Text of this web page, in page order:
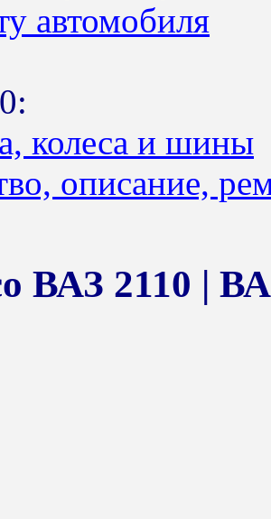
автомобиля
колеса и шины
описание,
ВАЗ 2110 |